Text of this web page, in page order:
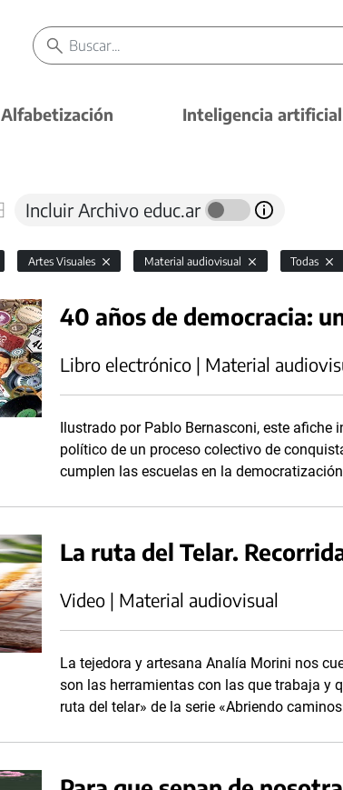
Alfabetización Inteligencia artificial
Incluir Archivo educ.ar
Artes Visuales Material audiovisual Todas
40 años de democracia:
Libro electrónico | Material
Ilustrado por Pablo Bernasconi, este
político de un proceso colectivo de
cumplen las escuelas en la
La ruta del Telar.
Video | Material audiovisual
La tejedora y artesana Analía Morini nos
son las herramientas con las que trabaja y
ruta del telar» de la serie «Abriendo